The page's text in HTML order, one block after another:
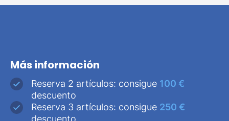
Más información
Reserva 2 artículos: consigue 100 €
descuento
Reserva 3 artículos: consigue 250 €